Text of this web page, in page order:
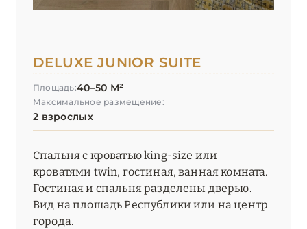
DELUXE JUNIOR SUITE
Площадь:40–50 М²
Максимальное размещение:
2 взрослых
Спальня с кроватью king-size или
кроватями twin, гостиная, ванная комната.
Гостиная и спальня разделены дверью.
Вид на площадь Республики или на центр
города.